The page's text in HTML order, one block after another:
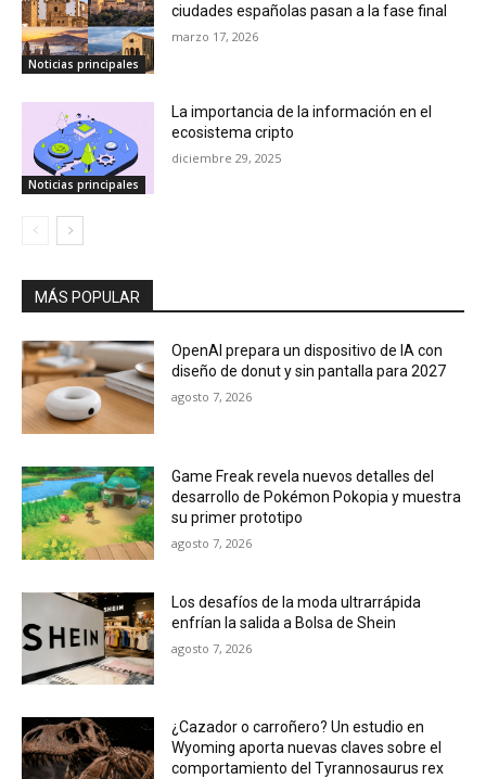
Noticias principales
ciudades españolas pasan a la fase final
marzo 17, 2026
Noticias principales
La importancia de la información en el
ecosistema cripto
diciembre 29, 2025
MÁS POPULAR
OpenAI prepara un dispositivo de IA con
diseño de donut y sin pantalla para 2027
agosto 7, 2026
Game Freak revela nuevos detalles del
desarrollo de Pokémon Pokopia y muestra
su primer prototipo
agosto 7, 2026
Los desafíos de la moda ultrarrápida
enfrían la salida a Bolsa de Shein
agosto 7, 2026
¿Cazador o carroñero? Un estudio en
Wyoming aporta nuevas claves sobre el
comportamiento del Tyrannosaurus rex